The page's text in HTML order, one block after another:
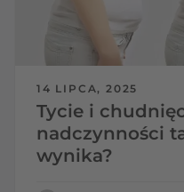
14 LIPCA, 2025
Tycie i
nadczynności
wynika?